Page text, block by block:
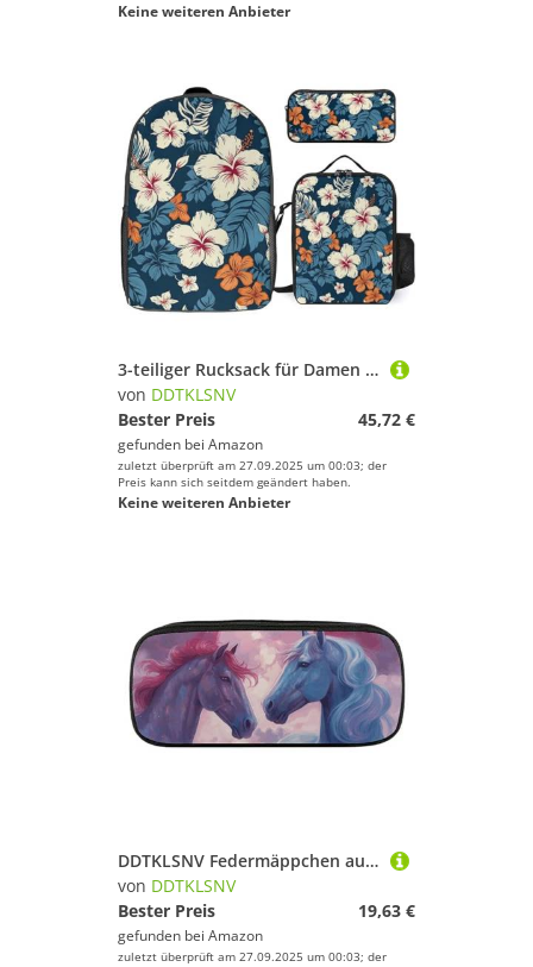
Keine weiteren Anbieter
3-teiliger Rucksack für Damen und Herren, leicht, lässig, Tagesrucksack, Schultertaschen-Set mit isolierter Lunchtasche und Federmäppchen, Organizer, Hawaii-Blume
von DDTKLSNV
Bester Preis
45,72 €
gefunden bei Amazon
zuletzt überprüft am 27.09.2025 um 00:03; der
Preis kann sich seitdem geändert haben.
Keine weiteren Anbieter
DDTKLSNV Federmäppchen aus Leder, wasserdicht, niedliches Federmäppchen, Reise-Kosmetiktasche, Make-up-Tasche, Organizer, Stifthalter für Männer und Frauen, Pferdemuster
von DDTKLSNV
Bester Preis
19,63 €
gefunden bei Amazon
zuletzt überprüft am 27.09.2025 um 00:03; der